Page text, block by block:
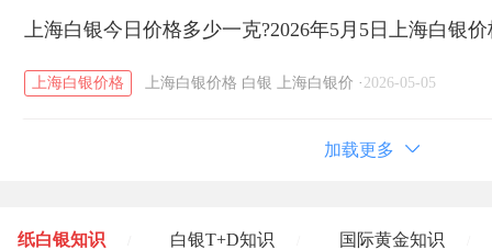
上海白银今日价格多少一克?2026年5月5日上海白银
上海白银价格 上海白银价格 白银 上海白银价 · 2026-05-05
加载更多
纸白银知识 白银T+D知识 国际黄金知识